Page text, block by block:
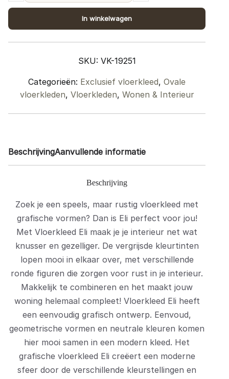
x
cm
quantity
In winkelwagen
SKU: VK-19251
Categorieën: Exclusief vloerkleed, Ovale
vloerkleden, Vloerkleden, Wonen & Interieur
BeschrijvingAanvullende informatie
Beschrijving
Zoek je een speels, maar rustig vloerkleed met
grafische vormen? Dan is Eli perfect voor jou!
Met Vloerkleed Eli maak je je interieur net wat
knusser en gezelliger. De vergrijsde kleurtinten
lopen mooi in elkaar over, met verschillende
ronde figuren die zorgen voor rust in je interieur.
Makkelijk te combineren en het maakt jouw
woning helemaal compleet! Vloerkleed Eli heeft
een eenvoudig grafisch ontwerp. Eenvoud,
geometrische vormen en neutrale kleuren komen
hier mooi samen in een modern kleed. Het
grafische vloerkleed Eli creëert een moderne
sfeer door de verschillende kleurstellingen en